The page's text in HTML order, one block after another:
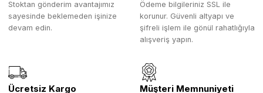
Stoktan gönderim avantajımız
sayesinde beklemeden işinize
devam edin.
Ödeme bilgileriniz SSL ile
korunur. Güvenli altyapı ve
şifreli işlem ile gönül rahatlığıyla
alışveriş yapın.
Ücretsiz Kargo Müşteri Memnuniyeti